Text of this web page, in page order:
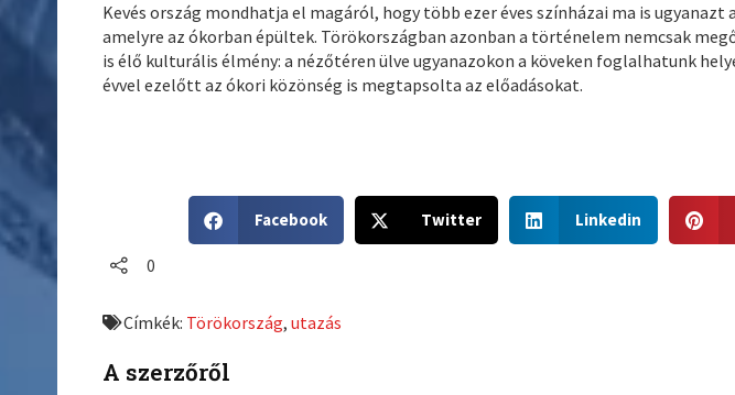
Kevés ország mondhatja el magáról, hogy több ezer éves színházai ma is
amelyre az ókorban épültek. Törökországban azonban a történelem nemcsak
is élő kulturális élmény: a nézőtéren ülve ugyanazokon a köveken foglalhatunk
évvel ezelőtt az ókori közönség is megtapsolta az előadásokat.
h
o
f
Facebook
h
Twitter
h
Linkedin
h
0
Címkék: Törökország,utazás
A szerzőről